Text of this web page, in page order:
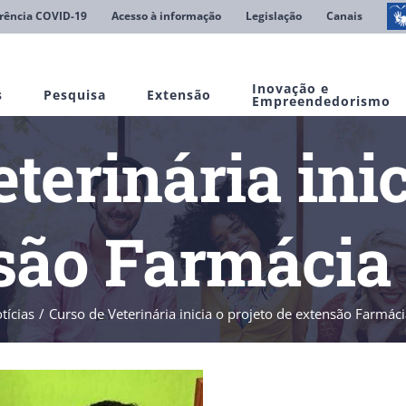
COVID-19 Acesso à informação Legislação Canais
Pesquisa Extensão Inovação e
Empreendedorismo
Curso de Veterinária inicia o projeto de extensão